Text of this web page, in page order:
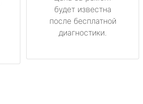
будет известна
после бесплатной
диагностики.